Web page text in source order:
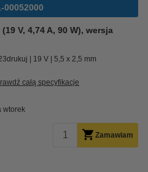
00052000
V, 4,74 A, 90 W), wersja
19 V 5,5 x 2,5 mm
całą specyfikacje
wtorek
Zamawiam